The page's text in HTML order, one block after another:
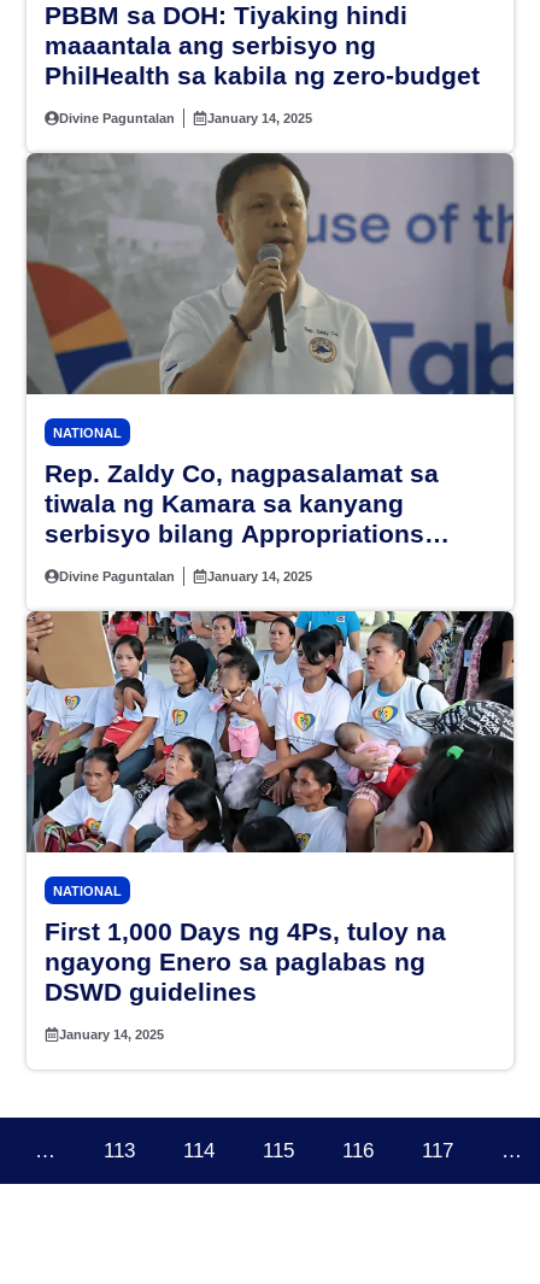
PBBM sa DOH: Tiyaking hindi
maaantala ang serbisyo ng
PhilHealth sa kabila ng zero-budget
Divine Paguntalan January 14, 2025
NATIONAL
Rep. Zaldy Co, nagpasalamat sa
tiwala ng Kamara sa kanyang
serbisyo bilang Appropriations
Chair
Divine Paguntalan January 14, 2025
NATIONAL
First 1,000 Days ng 4Ps, tuloy na
ngayong Enero sa paglabas ng
DSWD guidelines
January 14, 2025
… 113 114 115 116 117 …